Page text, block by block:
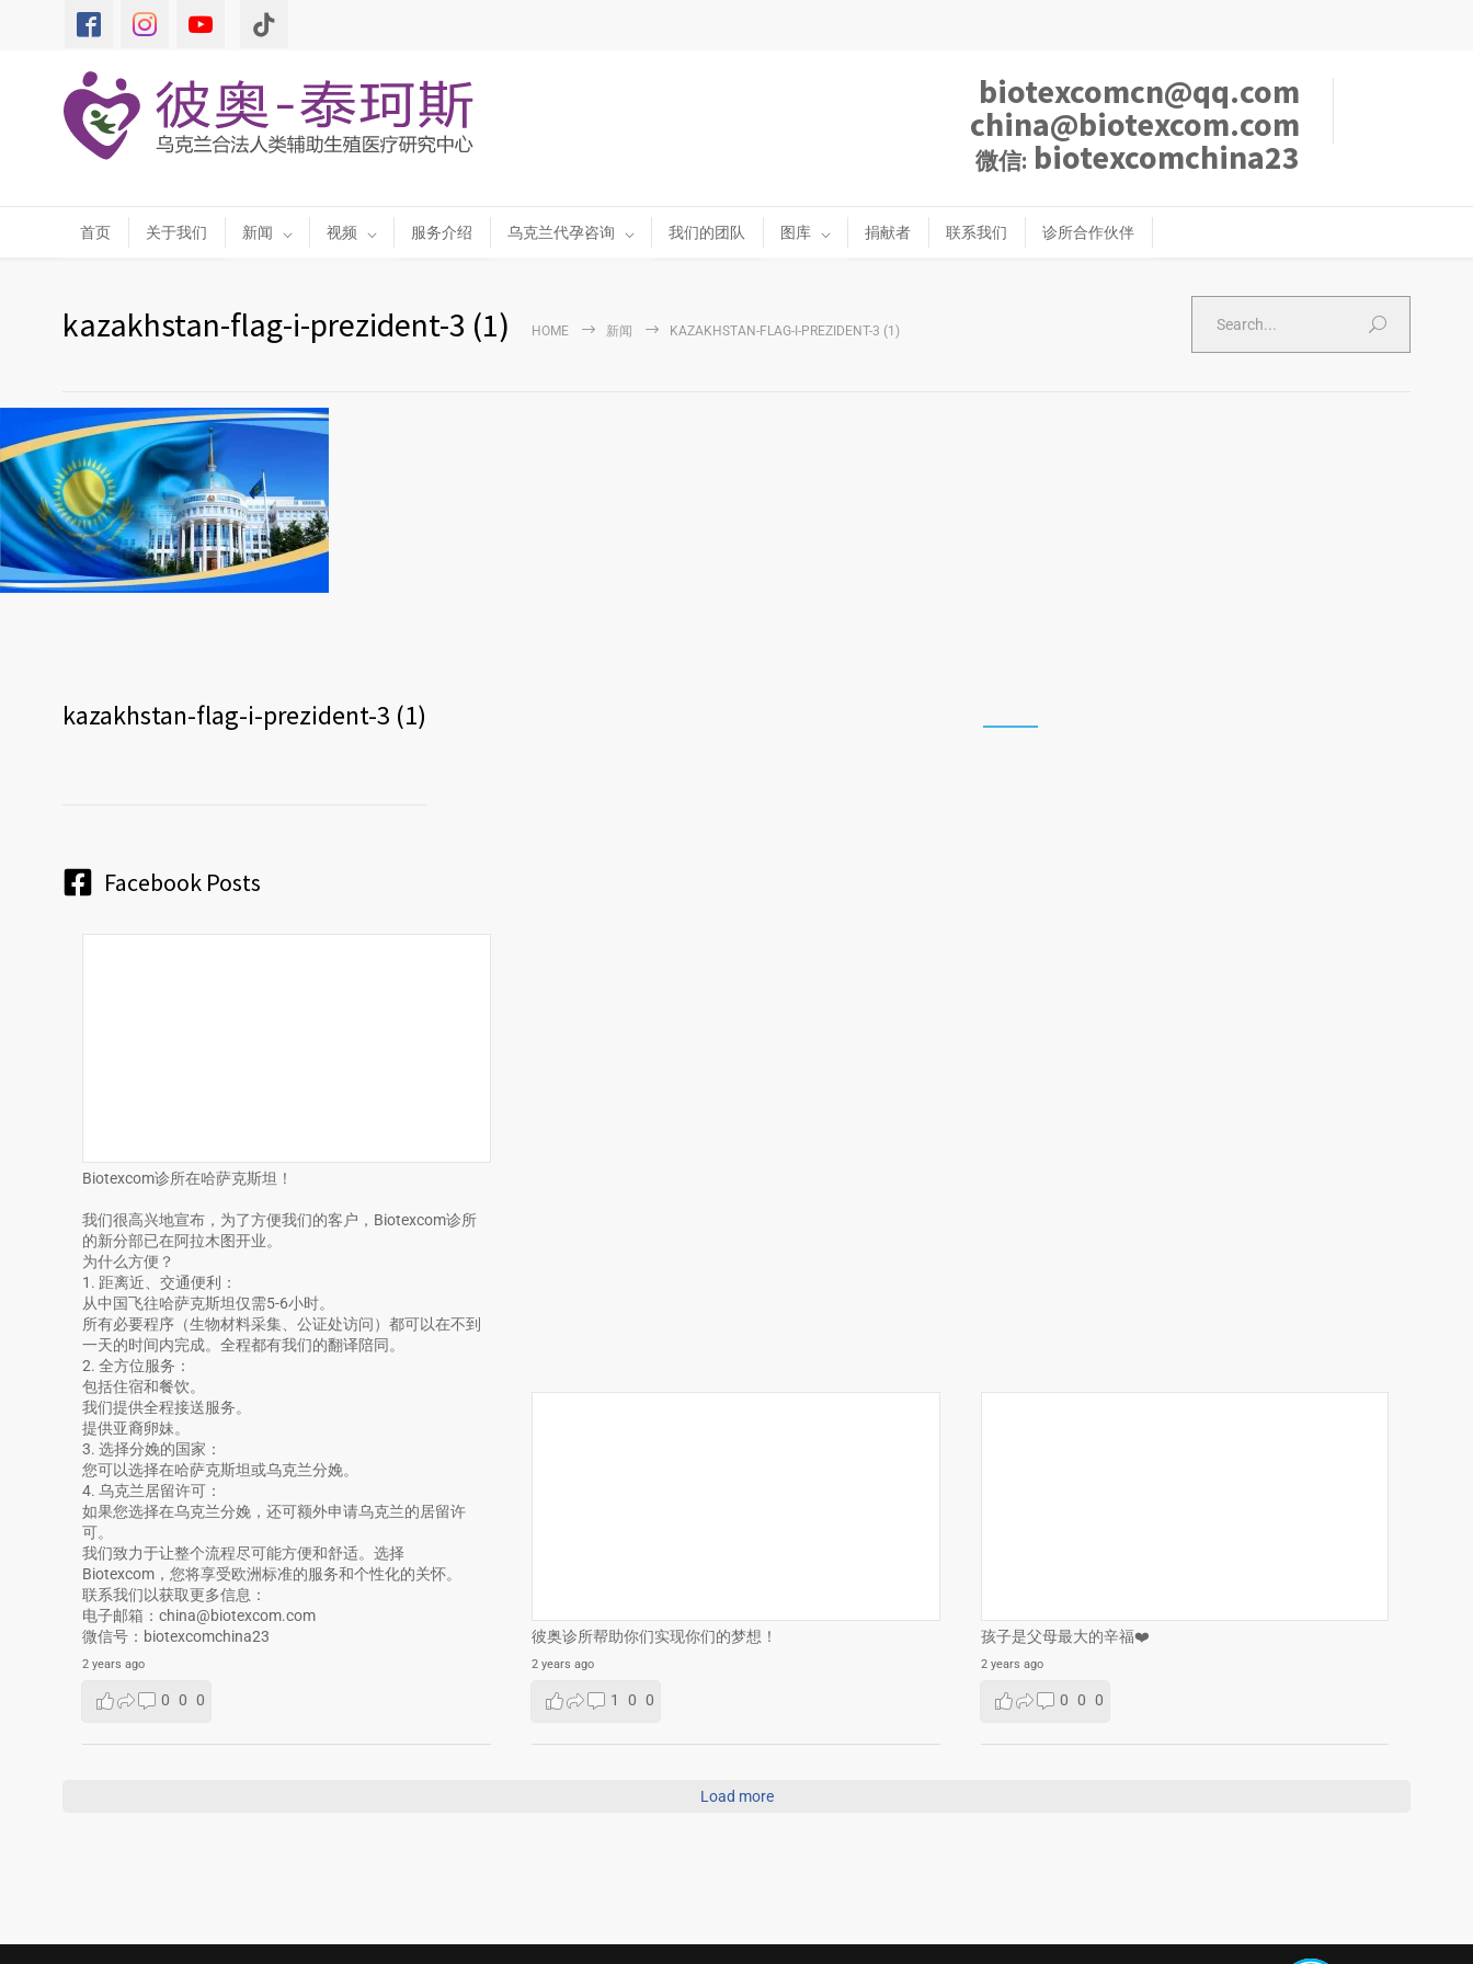
biotexcomcn@qq.com
china@biotexcom.com
微信: biotexcomchina23
首页 关于我们 新闻 视频 服务介绍 乌克兰代孕咨询 我们的团队 图库 捐献者 联系我们 诊所合作伙伴
kazakhstan-flag-i-prezident-3 (1) HOME 新闻 KAZAKHSTAN-FLAG-I-PREZIDENT-3 (1)
kazakhstan-flag-i-prezident-3 (1)
Facebook Posts
Biotexcom诊所在哈萨克斯坦！
我们很高兴地宣布，为了方便我们的客户，Biotexcom诊所
的新分部已在阿拉木图开业。
为什么方便？
1. 距离近、交通便利：
从中国飞往哈萨克斯坦仅需5-6小时。
所有必要程序（生物材料采集、公证处访问）都可以在不到
一天的时间内完成。全程都有我们的翻译陪同。
2. 全方位服务：
包括住宿和餐饮。
我们提供全程接送服务。
提供亚裔卵妹。
3. 选择分娩的国家：
您可以选择在哈萨克斯坦或乌克兰分娩。
4. 乌克兰居留许可：
如果您选择在乌克兰分娩，还可额外申请乌克兰的居留许
可。
我们致力于让整个流程尽可能方便和舒适。选择
Biotexcom，您将享受欧洲标准的服务和个性化的关怀。
联系我们以获取更多信息：
电子邮箱：china@biotexcom.com
微信号：biotexcomchina23
2 years ago
0 0 0
彼奥诊所帮助你们实现你们的梦想！
2 years ago
1 0 0
孩子是父母最大的辛福❤️
2 years ago
0 0 0
Load more